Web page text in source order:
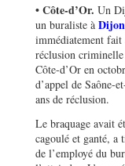
• Côte-d’Or. Un
un buraliste à Dijon
immédiatement fait
réclusion criminelle
Côte-d’Or en
d’appel de Saône-
ans de réclusion.
Le braquage avait
cagoulé et ganté, a
de l’employé du